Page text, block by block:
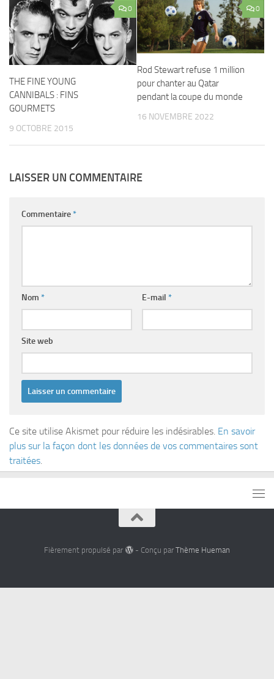
0
THE FINE YOUNG
CANNIBALS : FINS
GOURMETS
9 OCTOBRE 2015
0
Rod Stewart refuse 1 million
pour chanter au Qatar
pendant la coupe du monde
16 NOVEMBRE 2022
LAISSER UN COMMENTAIRE
Commentaire*
Nom * E-mail *
Site web
Ce site utilise Akismet pour réduire les indésirables. En savoir
plus sur la façon dont les données de vos commentaires sont
traitées.
Fièrement propulsé par - Conçu par Thème Hueman